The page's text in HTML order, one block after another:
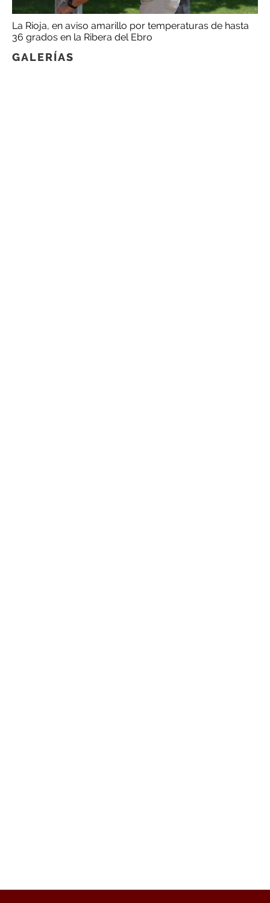
La Rioja, en aviso amarillo por temperaturas de hasta
36 grados en la Ribera del Ebro
GALERÍAS